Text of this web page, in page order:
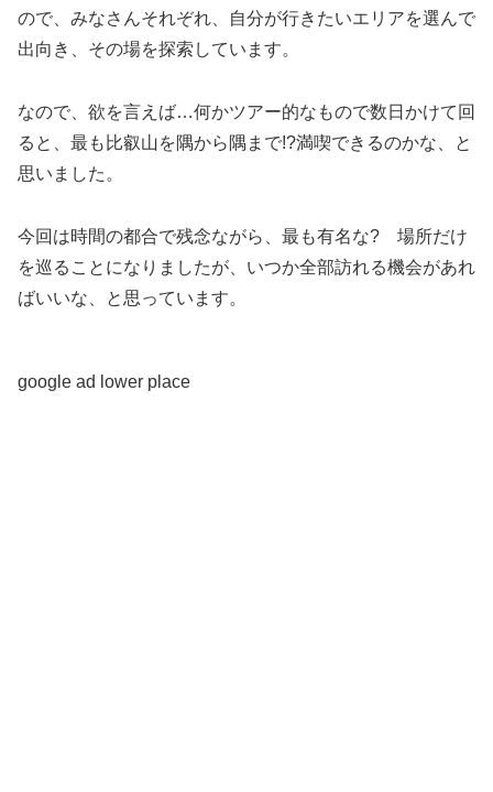
ので、みなさんそれぞれ、自分が行きたいエリアを選んで
出向き、その場を探索しています。
なので、欲を言えば…何かツアー的なもので数日かけて回
ると、最も比叡山を隅から隅まで!?満喫できるのかな、と
思いました。
今回は時間の都合で残念ながら、最も有名な? 場所だけ
を巡ることになりましたが、いつか全部訪れる機会があれ
ばいいな、と思っています。
google ad lower place